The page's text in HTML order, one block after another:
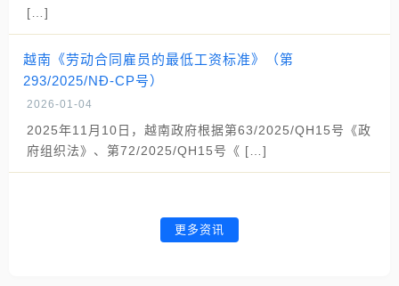
[…]
越南《劳动合同雇员的最低工资标准》（第
293/2025/NĐ-CP号）
2026-01-04
2025年11月10日，越南政府根据第63/2025/QH15号《政
府组织法》、第72/2025/QH15号《 […]
更多资讯